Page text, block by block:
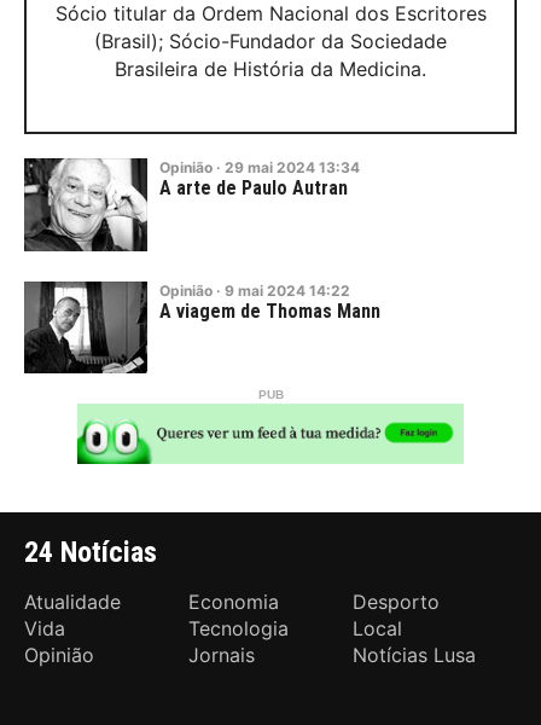
Sócio titular da Ordem Nacional dos Escritores
(Brasil); Sócio-Fundador da Sociedade
Brasileira de História da Medicina.
Opinião · 29 mai 2024 13:34
A arte de Paulo Autran
Opinião · 9 mai 2024 14:22
A viagem de Thomas Mann
24 Notícias
Atualidade Economia
Desporto
Vida
Tecnologia
Local
Opinião
Jornais Notícias Lusa